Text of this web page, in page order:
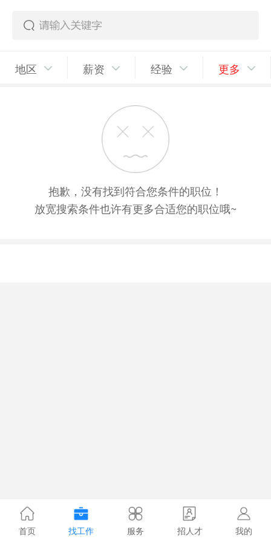
地区 薪资 经验 更多
抱歉，没有找到符合您条件的职位！
放宽搜索条件也许有更多合适您的职位哦~
首页 找工作 服务 招人才 我的